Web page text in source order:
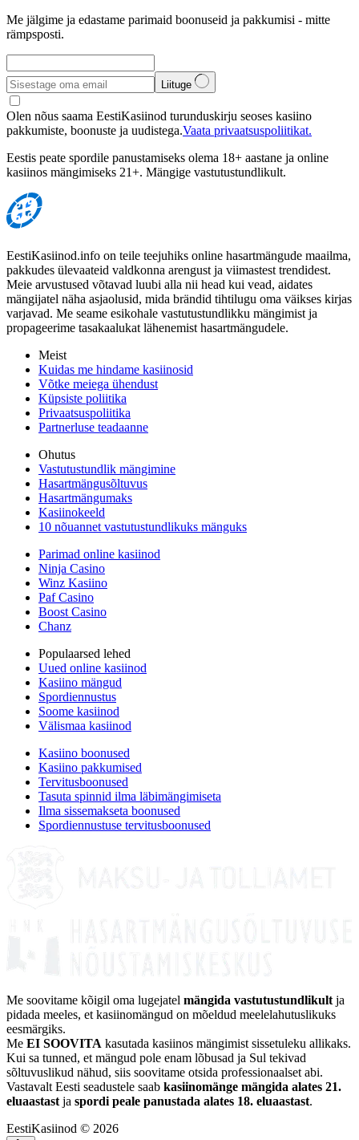
Me jälgime ja edastame parimaid boonuseid ja pakkumisi - mitte
rämpsposti.
Liituge
Olen nõus saama EestiKasiinod turunduskirju seoses kasiino
pakkumiste, boonuste ja uudistega.Vaata privaatsuspoliitikat.
Eestis peate spordile panustamiseks olema 18+ aastane ja online
kasiinos mängimiseks 21+. Mängige vastutustundlikult.
EestiKasiinod.info on teile teejuhiks online hasartmängude maailma,
pakkudes ülevaateid valdkonna arengust ja viimastest trendidest.
Meie arvustused võtavad luubi alla nii head kui vead, aidates
mängijatel näha asjaolusid, mida brändid tihtilugu oma väikses kirjas
varjavad. Me seame esikohale vastutustundlikku mängimist ja
propageerime tasakaalukat lähenemist hasartmängudele.
Meist
Kuidas me hindame kasiinosid
Võtke meiega ühendust
Küpsiste poliitika
Privaatsuspoliitika
Partnerluse teadaanne
Ohutus
Vastutustundlik mängimine
Hasartmängusõltuvus
Hasartmängumaks
Kasiinokeeld
10 nõuannet vastutustundlikuks mänguks
Parimad online kasiinod
Ninja Casino
Winz Kasiino
Paf Casino
Boost Casino
Chanz
Populaarsed lehed
Uued online kasiinod
Kasiino mängud
Spordiennustus
Soome kasiinod
Välismaa kasiinod
Kasiino boonused
Kasiino pakkumised
Tervitusboonused
Tasuta spinnid ilma läbimängimiseta
Ilma sissemakseta boonused
Spordiennustuse tervitusboonused
Me soovitame kõigil oma lugejatel mängida vastutustundlikult ja
pidada meeles, et kasiinomängud on mõeldud meelelahutuslikuks
eesmärgiks.
Me EI SOOVITA kasutada kasiinos mängimist sissetuleku allikaks.
Kui sa tunned, et mängud pole enam lõbusad ja Sul tekivad
sõltuvuslikud nähud, siis soovitame otsida professionaalset abi.
Vastavalt Eesti seadustele saab kasiinomänge mängida alates 21.
eluaastast ja spordi peale panustada alates 18. eluaastast.
EestiKasiinod © 2026